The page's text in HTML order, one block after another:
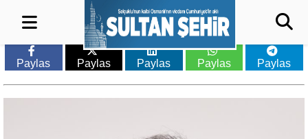
Paylas Paylas Paylas Paylas Paylas